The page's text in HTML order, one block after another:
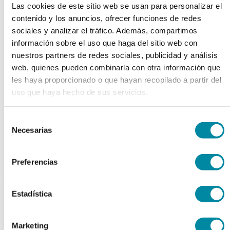
Las cookies de este sitio web se usan para personalizar el
contenido y los anuncios, ofrecer funciones de redes
sociales y analizar el tráfico. Además, compartimos
información sobre el uso que haga del sitio web con
nuestros partners de redes sociales, publicidad y análisis
web, quienes pueden combinarla con otra información que
les haya proporcionado o que hayan recopilado a partir del
uso que haya hecho de sus servicios.
Necesarias
Preferencias
Estadística
Marketing
chevron_left chevron_right
consigue 15 puntos de fidelización
EXTRACTO MANZANILLA